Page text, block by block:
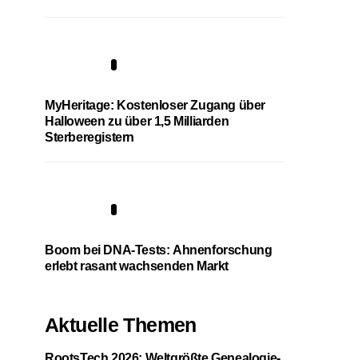
MyHeritage: Kostenloser Zugang über
Halloween zu über 1,5 Milliarden
Sterberegistern
Boom bei DNA-Tests: Ahnenforschung
erlebt rasant wachsenden Markt
Aktuelle Themen